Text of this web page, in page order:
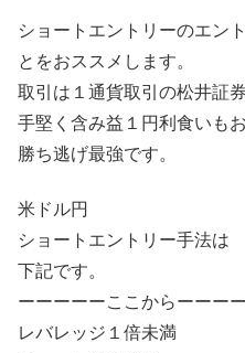
ショートエントリーのエン
とをおススメします。
取引は１通貨取引の松井証
手堅く含み益１円利食いも
勝ち逃げ最強です。
米ドル円
ショートエントリー手法は
下記です。
ーーーーーここからーーー
レバレッジ１倍未満